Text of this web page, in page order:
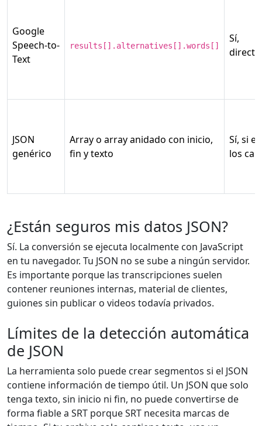
Google
Speech-to-
Text
results[].alternatives[].words[]
Sí,
JSON
genérico
Array o array anidado con inicio,
fin y texto
Sí, si
los
¿Están seguros mis datos JSON?
Sí. La conversión se ejecuta localmente con JavaScript
en tu navegador. Tu JSON no se sube a ningún servidor.
Es importante porque las transcripciones suelen
contener reuniones internas, material de clientes,
guiones sin publicar o videos todavía privados.
Límites de la detección automática
de JSON
La herramienta solo puede crear segmentos si el JSON
contiene información de tiempo útil. Un JSON que solo
tenga texto, sin inicio ni fin, no puede convertirse de
forma fiable a SRT porque SRT necesita marcas de